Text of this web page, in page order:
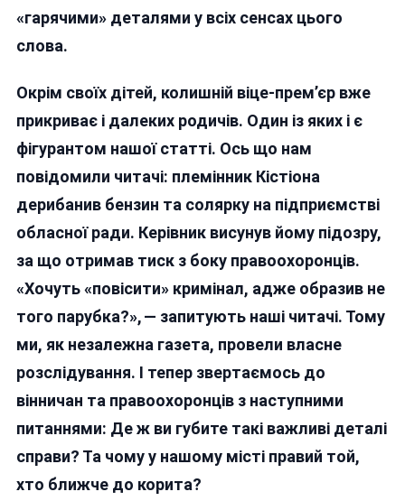
«гарячими» деталями у всіх сенсах цього
слова.
Окрім своїх дітей, колишній віце-прем’єр вже
прикриває і далеких родичів. Один із яких і є
фігурантом нашої статті. Ось що нам
повідомили читачі: племінник Кістіона
дерибанив бензин та солярку на підприємстві
обласної ради. Керівник висунув йому підозру,
за що отримав тиск з боку правоохоронців.
«Хочуть «повісити» кримінал, адже образив не
того парубка?», — запитують наші читачі. Тому
ми, як незалежна газета, провели власне
розслідування. І тепер звертаємось до
вінничан та правоохоронців з наступними
питаннями: Де ж ви губите такі важливі деталі
справи? Та чому у нашому місті правий той,
хто ближче до корита?